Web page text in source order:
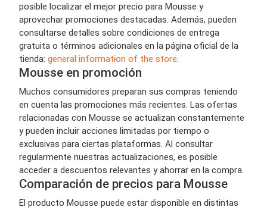
posible localizar el mejor precio para Mousse y
aprovechar promociones destacadas. Además, pueden
consultarse detalles sobre condiciones de entrega
gratuita o términos adicionales en la página oficial de la
tienda: general information of the store.
Mousse en promoción
Muchos consumidores preparan sus compras teniendo
en cuenta las promociones más recientes. Las ofertas
relacionadas con Mousse se actualizan constantemente
y pueden incluir acciones limitadas por tiempo o
exclusivas para ciertas plataformas. Al consultar
regularmente nuestras actualizaciones, es posible
acceder a descuentos relevantes y ahorrar en la compra.
Comparación de precios para Mousse
El producto Mousse puede estar disponible en distintas